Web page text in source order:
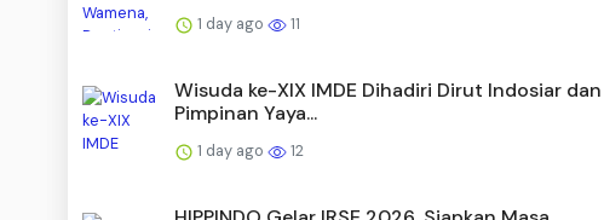
1 day ago 11
Wisuda ke-XIX IMDE Dihadiri Dirut Indosiar dan
Pimpinan Yaya...
1 day ago 12